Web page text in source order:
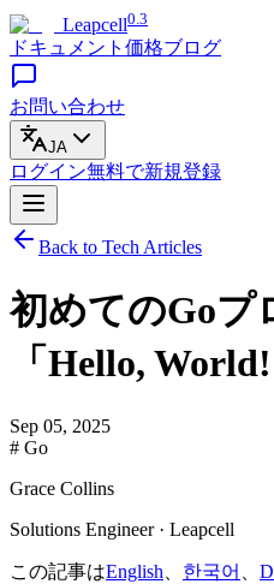
Leapcell0.3
ドキュメント 価格ブログ
お問い合わせ
JA
ログイン無料で新規登録
Back to Tech Articles
初めてのGoプ
「Hello,
Sep 05, 2025
# Go
Grace Collins
Solutions Engineer · Leapcell
この記事はEnglish 한국어